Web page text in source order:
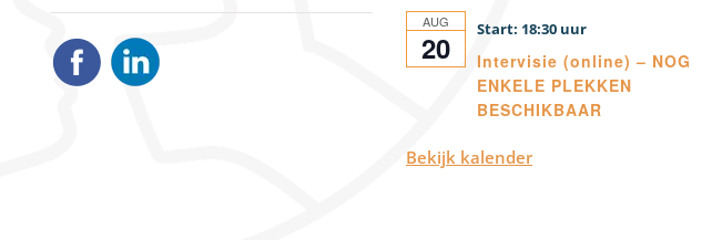
AUG
20 18:30
Intervisie (online) – NOG
ENKELE PLEKKEN
BESCHIKBAAR
Bekijk kalender